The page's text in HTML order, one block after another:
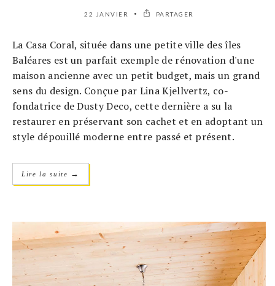
22 JANVIER PARTAGER
La Casa Coral, située dans une petite ville des îles
Baléares est un parfait exemple de rénovation d'une
maison ancienne avec un petit budget, mais un grand
sens du design. Conçue par Lina Kjellvertz, co-
fondatrice de Dusty Deco, cette dernière a su la
restaurer en préservant son cachet et en adoptant un
style dépouillé moderne entre passé et présent.
Lire la suite →